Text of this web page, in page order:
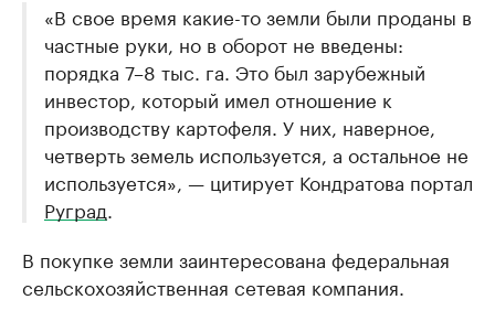
«В свое время какие-то земли были проданы в
частные руки, но в оборот не введены:
порядка 7–8 тыс. га. Это был зарубежный
инвестор, который имел отношение к
производству картофеля. У них, наверное,
четверть земель используется, а остальное не
используется», — цитирует Кондратова портал
Руград
В покупке земли заинтересована федеральная
сельскохозяйственная сетевая компания.